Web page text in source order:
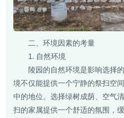
二、环境因素的考量
1. 自然环境
陵园的自然环境是影响选择
境不仅能提供一个宁静的祭扫空
中的地位。选择绿树成荫、空气
扫的家属提供一个舒适的氛围，